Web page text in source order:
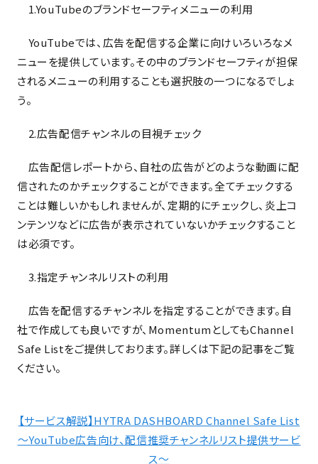
1.YouTubeのブランドセーフティメニューの利用
YouTubeでは、広告を配信する企業に向けいろいろなメ
ニューを提供しています。その中のブランドセーフティが担保
されるメニューの利用することも選択肢の一つになるでしょ
う。
2.広告配信チャンネルの目視チェック
広告配信レポートから、自社の広告がどのような動画に配
信されたのかチェックすることができます。全てチェックする
ことは難しいかもしれませんが、定期的にチェックし、炎上コ
ンテンツなどに広告が表示されていないかチェックすること
は必須です。
3.指定チャンネルリストの利用
広告を配信するチャンネルを指定することができます。自
社で作成しても良いですが、MomentumとしてもChannel
Safe Listをご提供しております。詳しくは下記の記事をご覧
ください。
【サービス解説】HYTRA DASHBOARD Channel Safe List
～YouTube広告向け、配信推奨チャンネルリスト提供サービ
ス～